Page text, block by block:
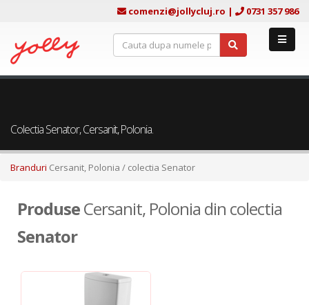
comenzi@jollycluj.ro | 0731 357 986
Colectia Senator, Cersanit, Polonia.
Branduri Cersanit, Polonia / colectia Senator
ProduseCersanit, Polonia din colectia
Senator